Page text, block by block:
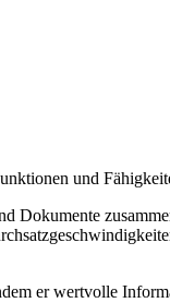
und
Dokumente
er wertvolle